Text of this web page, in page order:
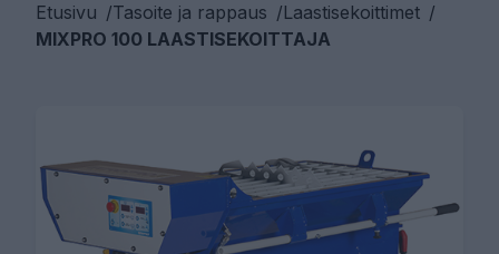
Etusivu /Tasoite ja rappaus /Laastisekoittimet /
MIXPRO 100 LAASTISEKOITTAJA